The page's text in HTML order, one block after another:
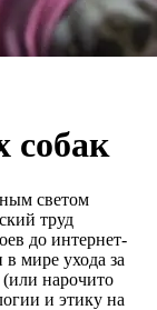
собак
светом
труд
до интернет-
в мире ухода за
нарочито
и этику на